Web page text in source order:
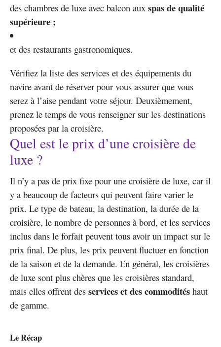
des chambres de luxe avec balcon aux spas de qualité
supérieure ;
et des restaurants gastronomiques.
Vérifiez la liste des services et des équipements du
navire avant de réserver pour vous assurer que vous
serez à l’aise pendant votre séjour. Deuxièmement,
prenez le temps de vous renseigner sur les destinations
proposées par la croisière.
Quel est le prix d’une croisière de
luxe ?
Il n’y a pas de prix fixe pour une croisière de luxe, car il
y a beaucoup de facteurs qui peuvent faire varier le
prix. Le type de bateau, la destination, la durée de la
croisière, le nombre de personnes à bord, et les services
inclus dans le forfait peuvent tous avoir un impact sur le
prix final. De plus, les prix peuvent fluctuer en fonction
de la saison et de la demande. En général, les croisières
de luxe sont plus chères que les croisières standard,
mais elles offrent des services et des commodités haut
de gamme.
Le Récap